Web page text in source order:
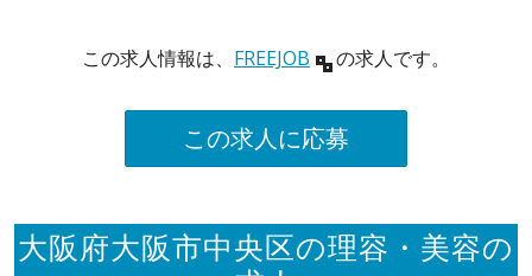
この求人情報は、 FREEJOB の求人です。
この求人に応募
大阪府大阪市中央区の理容・美容の